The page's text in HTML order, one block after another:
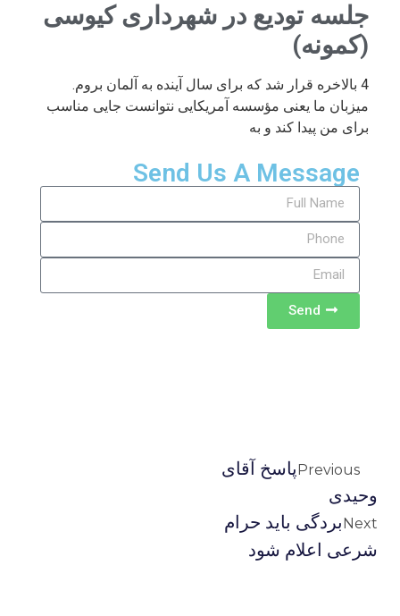
جلسه تودیع در شهرداری کیوسی
(کمونه)
4 بالاخره قرار شد که برای سال آینده به آلمان بروم.
میزبان ما یعنی مؤسسه آمریکایی نتوانست جایی مناسب
برای من پیدا کند و به
Send Us A Message
Send
Previousپاسخ آقای
وحیدی
Nextبردگی باید حرام
شرعی اعلام شود